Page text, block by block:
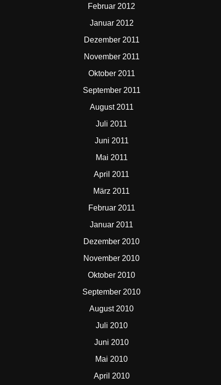
Februar 2012
Januar 2012
Dezember 2011
November 2011
Oktober 2011
September 2011
August 2011
Juli 2011
Juni 2011
Mai 2011
April 2011
März 2011
Februar 2011
Januar 2011
Dezember 2010
November 2010
Oktober 2010
September 2010
August 2010
Juli 2010
Juni 2010
Mai 2010
April 2010